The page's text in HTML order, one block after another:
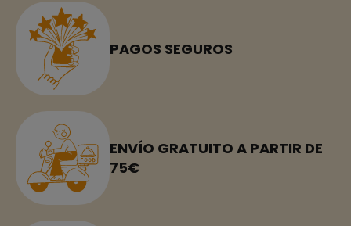
PAGOS SEGUROS
ENVÍO GRATUITO A PARTIR DE
75€